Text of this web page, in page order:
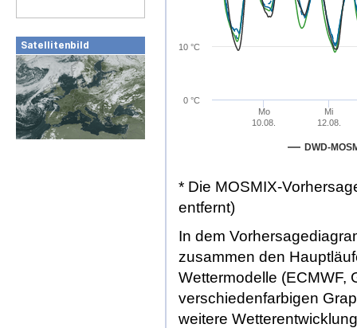
Satellitenbild
DWD-
Mo
10.08.
Mi
12.08.
0 °C
10 °C
* Die MOSMIX-
entfernt)
In dem
zusammen den
Wettermodelle (ECMWF,
verschiedenfarbigen
weitere